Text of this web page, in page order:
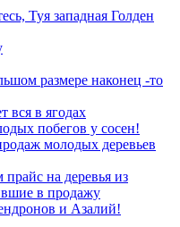
Туя западная Голден
размере наконец -то
вся в ягодах
побегов у сосен!
молодых деревьев
на деревья из
в продажу
и Азалий!